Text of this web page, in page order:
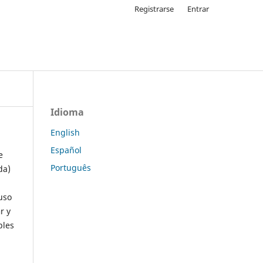
Registrarse Entrar
y
Idioma
English
Español
Português